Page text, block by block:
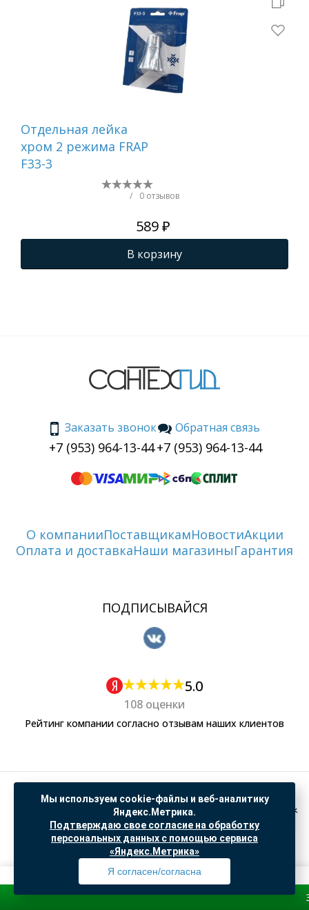
Отдельная лейка
хром 2 режима FRAP
F33-3
/ 0 отзывов
589 ₽
В корзину
Заказать звонок
+7 (953) 964-13-44
Обратная связь
+7 (953) 964-13-44
О компанииПоставщикамНовостиАкции
Оплата и доставкаНаши магазиныГарантия
ПОДПИСЫВАЙСЯ
5.0
108 оценки
Рейтинг компании согласно отзывам наших клиентов
Политика обработки персональных данных
Согласие на обработку данных Яндекс Метрика
"© ООО “САНТЕХГИД”, 2026. Все права защищены. Предложение не является публичной
офертой, цены и информация на сайте ознакомительные
Доработка и продвижение вSO.USE
Мы используем cookie-файлы и веб-аналитику
Яндекс.Метрика.
Подтверждаю свое согласие на обработку
персональных данных с помощью сервиса
«Яндекс.Метрика»
Я согласен/согласна
Профиль Товары Поиск Избранное Корзина